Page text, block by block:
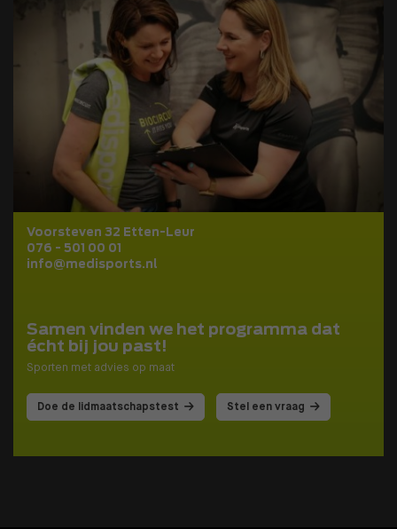
Voorsteven 32 Etten-Leur
076 - 501 00 01
info@medisports.nl
Samen vinden we het programma dat
écht bij jou past!
Sporten met advies op maat
Doe de lidmaatschapstest Stel een vraag